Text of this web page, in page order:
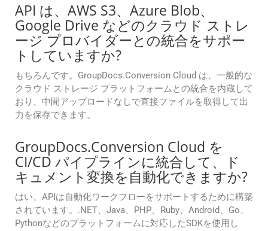
API は、AWS S3、Azure Blob、
Google Drive などのクラウド ストレ
ージ プロバイダーとの統合をサポー
トしていますか?
もちろんです。GroupDocs.Conversion Cloud は、一般的な
クラウド ストレージ プラットフォームとの統合を内蔵して
おり、中間アップロードなしで直接ファイルを取得して出
力を保存できます。
GroupDocs.Conversion Cloud を
CI/CD パイプラインに統合して、ド
キュメント変換を自動化できますか?
はい、APIは自動化ワークフローをサポートするために構築
されています。.NET、Java、PHP、Ruby、Android、Go、
Pythonなどのプラットフォームに対応したSDKを使用し